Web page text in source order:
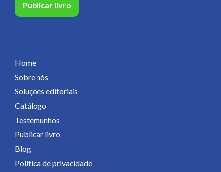
Publicar livro
Home
Sobre nós
Soluções editoriais
Catálogo
Testemunhos
Publicar livro
Blog
Política de privacidade